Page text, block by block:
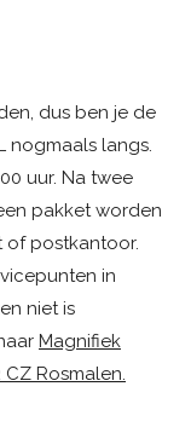
dus ben je de
nogmaals langs.
uur. Na twee
pakket worden
of postkantoor.
in
niet is
Magnifiek
Rosmalen.